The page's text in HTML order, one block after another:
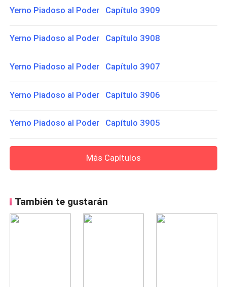
Yerno Piadoso al Poder Capítulo 3909
Yerno Piadoso al Poder Capítulo 3908
Yerno Piadoso al Poder Capítulo 3907
Yerno Piadoso al Poder Capítulo 3906
Yerno Piadoso al Poder Capítulo 3905
Más Capítulos
También te gustarán